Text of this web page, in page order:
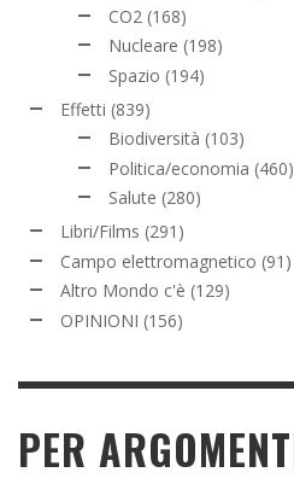
CO2 (168)
Nucleare (198)
Spazio (194)
Effetti (839)
Biodiversità (103)
Politica/economia (460)
Salute (280)
Libri/Films (291)
Campo elettromagnetico (91)
Altro Mondo c'è (129)
OPINIONI (156)
PER